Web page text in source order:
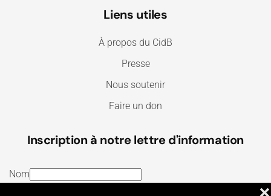
❌
Liens utiles
À propos du CidB
Presse
Nous soutenir
Faire un don
Inscription à notre lettre d'information
Nom